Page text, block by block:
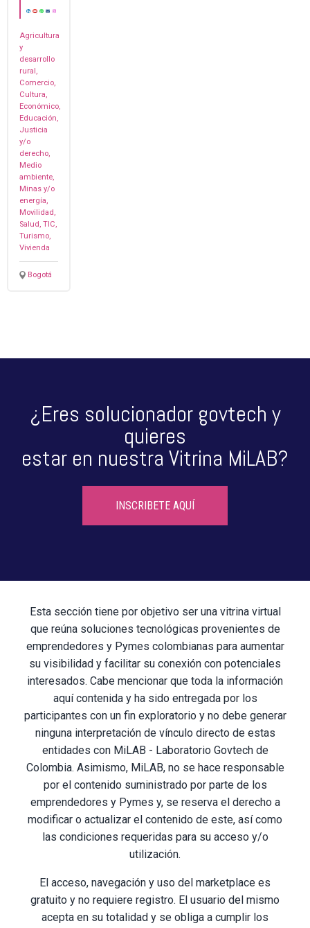
Agricultura
y
desarrollo
rural,
Comercio,
Cultura,
Económico,
Educación,
Justicia
y/o
derecho,
Medio
ambiente,
Minas y/o
energía,
Movilidad,
Salud, TIC,
Turismo,
Vivienda
Bogotá
¿Eres solucionador govtech y
quieres
estar en nuestra Vitrina MiLAB?
INSCRIBETE AQUÍ
Esta sección tiene por objetivo ser una vitrina virtual
que reúna soluciones tecnológicas provenientes de
emprendedores y Pymes colombianas para aumentar
su visibilidad y facilitar su conexión con potenciales
interesados. Cabe mencionar que toda la información
aquí contenida y ha sido entregada por los
participantes con un fin exploratorio y no debe generar
ninguna interpretación de vínculo directo de estas
entidades con MiLAB - Laboratorio Govtech de
Colombia. Asimismo, MiLAB, no se hace responsable
por el contenido suministrado por parte de los
emprendedores y Pymes y, se reserva el derecho a
modificar o actualizar el contenido de este, así como
las condiciones requeridas para su acceso y/o
utilización.
El acceso, navegación y uso del marketplace es
gratuito y no requiere registro. El usuario del mismo
acepta en su totalidad y se obliga a cumplir los